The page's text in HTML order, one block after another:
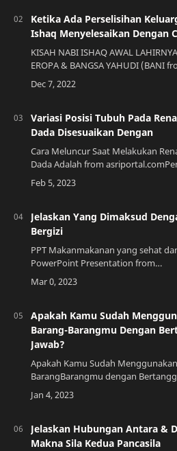
Ketika Ada Perselisihan
Ishaq Menyelesaikan Dengan
KISAH NABI ISHAQ AWAL
EROPA & BANGSA YAHUDI (BANI
www.youtube.comMemahami
Keluarga Nabi Ishaq Nabi Ishaq
Variasi Posisi Tubuh Pada
Dada Disesuaikan Dengan
Cara Meluncur Saat Melakukan
Dada Adalah from
Dasar Renang Gaya Dada Renang
adalah jenis renang yang paling
Jelaskan Yang Dimaksud
Bergizi
PPT Makanmakanan yang sehat
PowerPoint Presentation from
www.slideserve.comPengertian
BergiziMakan bergizi adalah
Apakah Kamu Sudah
Barang-Barangmu Dengan
Jawab?
Apakah Kamu Sudah Menggunakan
BarangBarangmu dengan
from portaljember.pikiran-
Bertanggung Jawab dalam
Jelaskan Hubungan Antara &
Makna Sila Kedua Pancasila